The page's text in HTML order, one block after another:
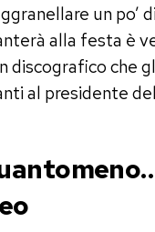
un po’
alla festa è
discografico che
al presidente